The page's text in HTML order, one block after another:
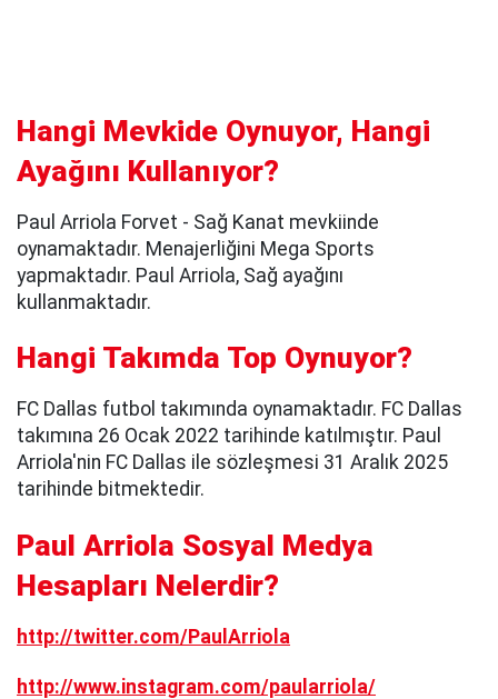
Hangi Mevkide Oynuyor, Hangi
Ayağını Kullanıyor?
Paul Arriola Forvet - Sağ Kanat mevkiinde
oynamaktadır. Menajerliğini Mega Sports
yapmaktadır. Paul Arriola, Sağ ayağını
kullanmaktadır.
Hangi Takımda Top Oynuyor?
FC Dallas futbol takımında oynamaktadır. FC Dallas
takımına 26 Ocak 2022 tarihinde katılmıştır. Paul
Arriola'nin FC Dallas ile sözleşmesi 31 Aralık 2025
tarihinde bitmektedir.
Paul Arriola Sosyal Medya
Hesapları Nelerdir?
http://twitter.com/PaulArriola
http://www.instagram.com/paularriola/